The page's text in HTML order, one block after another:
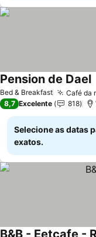
Bed & Breakfast Café da
Pension de Dael
8,7 Excelente 818
Selecione as datas
exatos.
B&B - Eetcafe -